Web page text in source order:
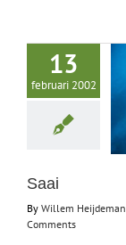
13
februari 2002
Saai
By Willem Heijdeman
Comments